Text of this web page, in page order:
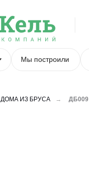
Мы построили
ДОМА ИЗ БРУСА → ДБ009